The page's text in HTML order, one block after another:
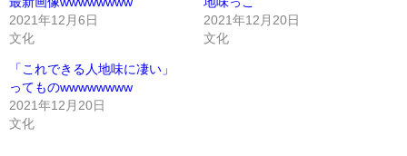
2021年12月6日
文化
2021年12月20日
文化
「これできる人地味に凄い」
ってものwwwwwwww
2021年12月20日
文化